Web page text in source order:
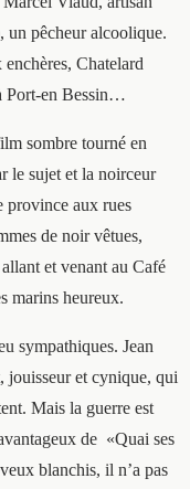
un pêcheur alcoolique.
Chatelard
Port-en Bessin…
sombre tourné en
le sujet et la noirceur
province aux rues
de noir vêtues,
et venant au Café
marins heureux.
sympathiques. Jean
jouisseur et cynique, qui
Mais la guerre est
de «Quai ses
blanchis, il n’a pas